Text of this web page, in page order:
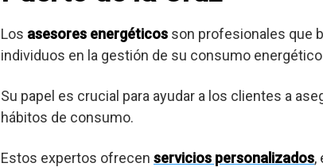
Los asesores energéticos son profesionales que
individuos en la gestión de su consumo
Su papel es crucial para ayudar a los clientes a
hábitos de consumo.
Estos expertos ofrecen servicios personalizados,